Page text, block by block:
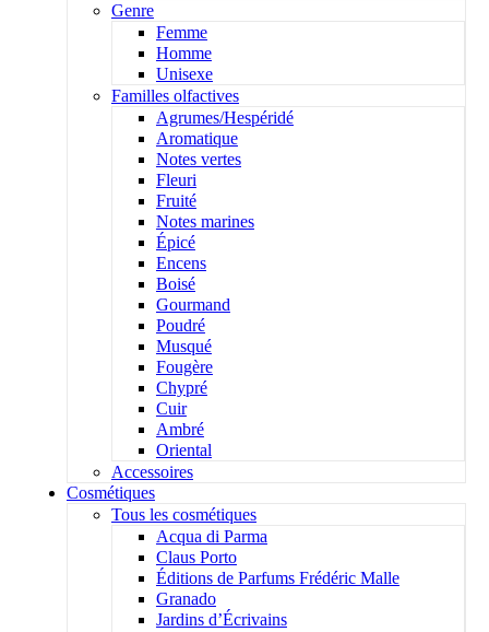
Genre
Femme
Homme
Unisexe
Familles olfactives
Agrumes/Hespéridé
Aromatique
Notes vertes
Fleuri
Fruité
Notes marines
Épicé
Encens
Boisé
Gourmand
Poudré
Musqué
Fougère
Chypré
Cuir
Ambré
Oriental
Accessoires
Cosmétiques
Tous les cosmétiques
Acqua di Parma
Claus Porto
Éditions de Parfums Frédéric Malle
Granado
Jardins d’Écrivains